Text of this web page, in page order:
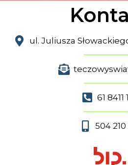
ul. Juliusza
61 8411
504 210